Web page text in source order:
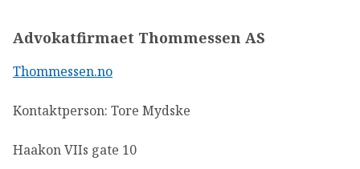
Advokatfirmaet Thommessen AS
Thommessen.no
Kontaktperson: Tore Mydske
Haakon VIIs gate 10